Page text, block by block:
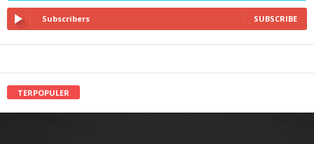
Subscribers SUBSCRIBE
TERPOPULER